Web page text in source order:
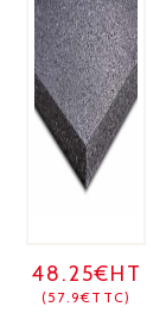
48.25€HT
(57.9€TTC)